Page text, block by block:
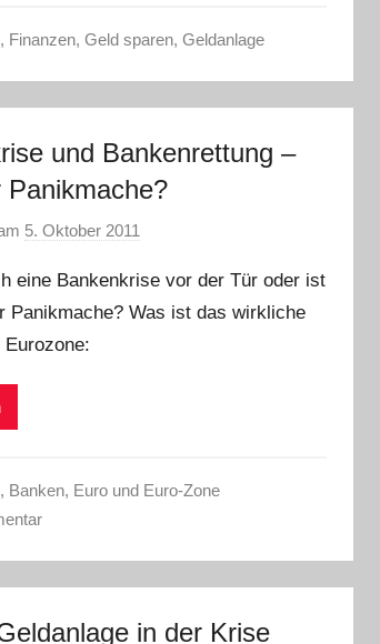
, Finanzen,Geld sparen,Geldanlage
und Bankenrettung –
Panikmache?
5. Oktober 2011
n
P
eine Bankenkrise vor der Tür oder ist
Panikmache? Was ist das wirkliche
, Banken, Euro und Euro-Zone
in der Krise